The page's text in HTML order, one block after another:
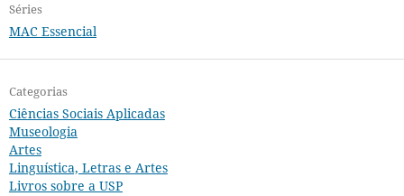
Séries
MAC Essencial
Categorias
Ciências Sociais Aplicadas
Museologia
Artes
Linguística, Letras e Artes
Livros sobre a USP